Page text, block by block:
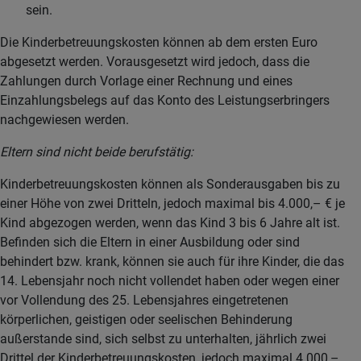
sein.
Die Kinderbetreuungskosten können ab dem ersten Euro
abgesetzt werden. Vorausgesetzt wird jedoch, dass die
Zahlungen durch Vorlage einer Rechnung und eines
Einzahlungsbelegs auf das Konto des Leistungserbringers
nachgewiesen werden.
Eltern sind nicht beide berufstätig:
Kinderbetreuungskosten können als Sonderausgaben bis zu
einer Höhe von zwei Dritteln, jedoch maximal bis 4.000,– € je
Kind abgezogen werden, wenn das Kind 3 bis 6 Jahre alt ist.
Befinden sich die Eltern in einer Ausbildung oder sind
behindert bzw. krank, können sie auch für ihre Kinder, die das
14. Lebensjahr noch nicht vollendet haben oder wegen einer
vor Vollendung des 25. Lebensjahres eingetretenen
körperlichen, geistigen oder seelischen Behinderung
außerstande sind, sich selbst zu unterhalten, jährlich zwei